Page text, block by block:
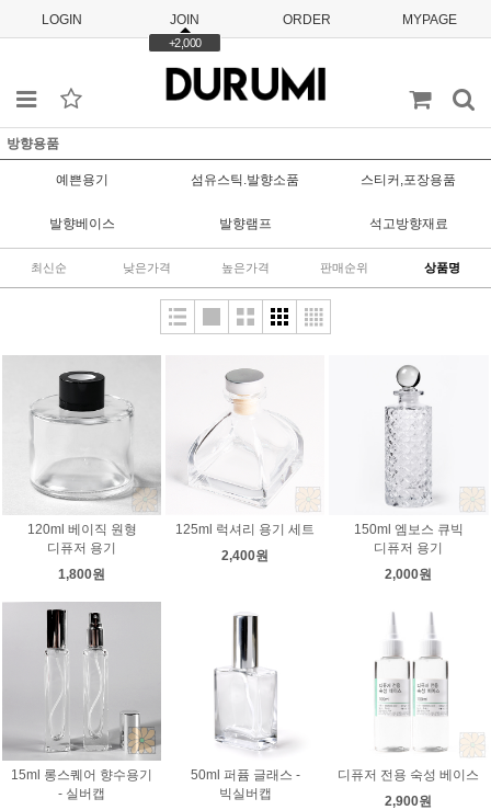
LOGIN JOIN
+2,000
ORDER MYPAGE
방향용품
예쁜용기 섬유스틱.발향소품 스티커,포장용품
발향베이스 발향램프 석고방향재료
최신순 낮은가격 높은가격 판매순위 상품명
120ml 베이직 원형
디퓨저 용기
1,800원
125ml 럭셔리 용기 세트
2,400원
150ml 엠보스 큐빅
디퓨저 용기
2,000원
15ml 롱스퀘어 향수용기
- 실버캡
50ml 퍼퓸 글래스 -
빅실버캡
디퓨저 전용 숙성 베이스
2,900원